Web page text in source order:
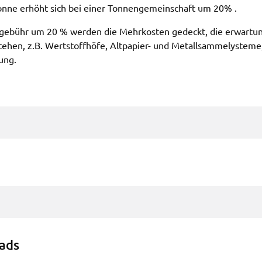
erhöht sich bei einer Tonnen­ge­mein­schaft um 20% .
um 20 % werden die Mehr­kos­ten gedeckt, die
z.B. Wert­stoff­hö­fe, Altpa­pier- und